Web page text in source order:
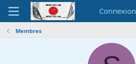
Connexion
Membres